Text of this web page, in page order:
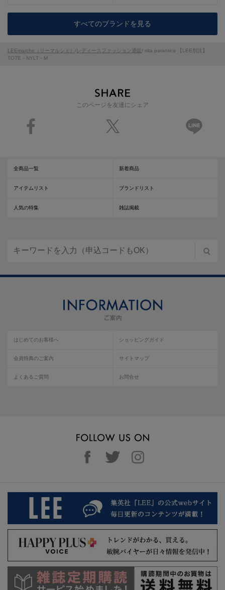
このページを友達にシェア
すべてのブランドを見る
LEEmarche（リーマルシェ） / レディースファッション通販/ sita parantica 【LEE別注】
TOTE－NYLT－M
全商品一覧 新着商品
アイテムリスト ブランドリスト
人気の特集 雑誌掲載
はじめてのお客様へ ショッピングガイド
会員特典のご案内 サイトマップ
よくあるご質問 お問合せ